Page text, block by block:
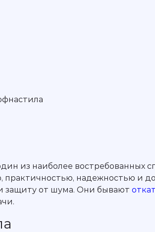
из наиболее востребованных
практичностью, надежностью и
защиту от шума. Они бывают